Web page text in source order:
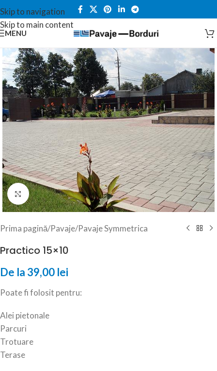
Skip to navigation
Skip to main content
MENU
Click to enlarge
Prima pagină/Pavaje/Pavaje Symmetrica
Practico 15×10
De la 39,00 lei
Poate fi folosit pentru:
Alei pietonale
Parcuri
Trotuare
Terase